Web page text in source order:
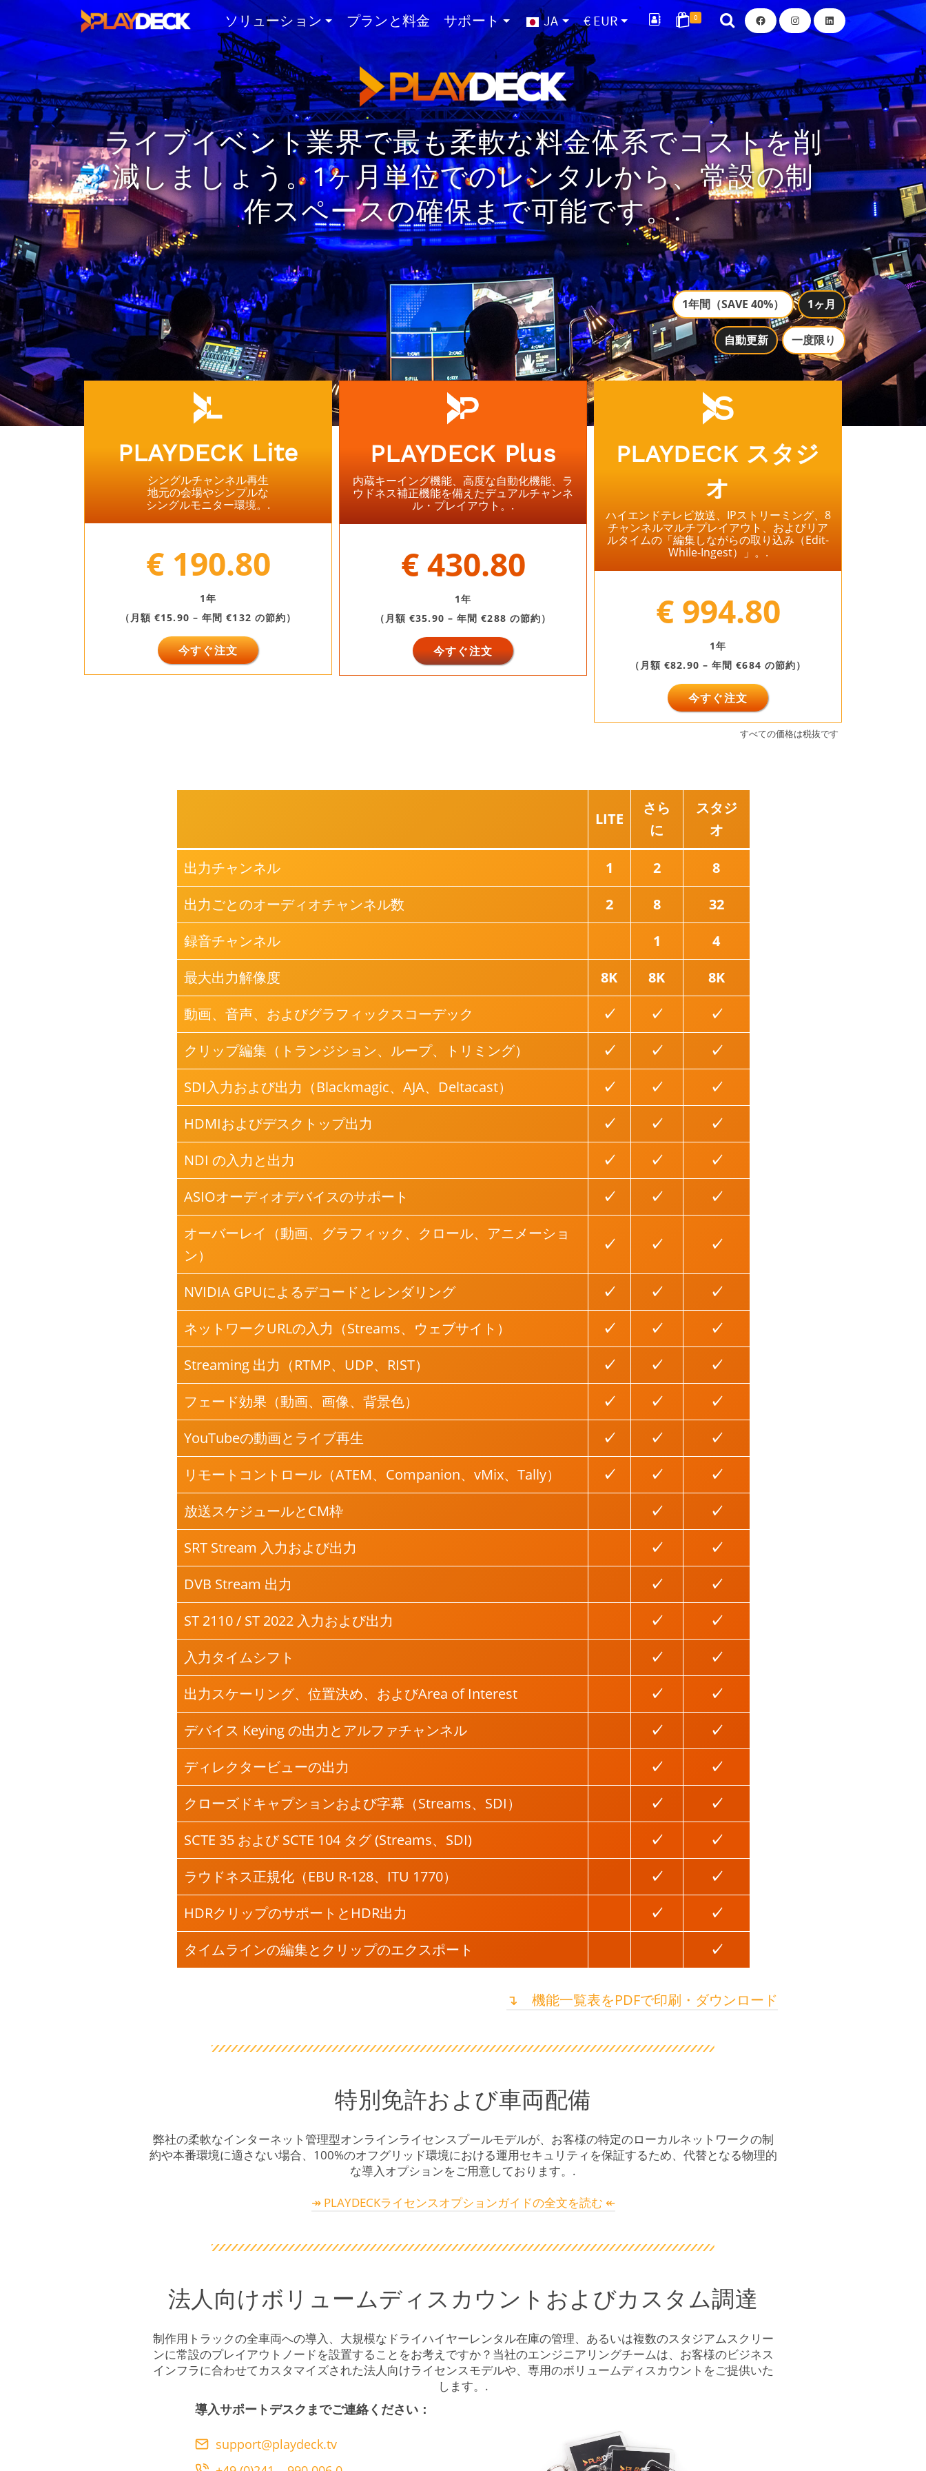
ソリューション プランと料金 サポート JA € EUR 0 FacebookInstagramLinkedIn
ライブイベント業界で最も柔軟な料金体系でコストを削
減しましょう。1ヶ月単位でのレンタルから、常設の制
作スペースの確保まで可能です。.
1年間（SAVE 40%） 1ヶ月
自動更新 一度限り
PLAYDECK Lite
シングルチャンネル再生
地元の会場やシンプルな
シングルモニター環境。.
€ 190.80
1年
（月額 €15.90 – 年間 €132 の節約）
今すぐ注文
PLAYDECK Plus
内蔵キーイング機能、高度な自動化機能、ラ
ウドネス補正機能を備えたデュアルチャンネ
ル・プレイアウト。.
€ 430.80
1年
（月額 €35.90 – 年間 €288 の節約）
今すぐ注文
PLAYDECK スタジ
オ
ハイエンドテレビ放送、IPストリーミング、8
チャンネルマルチプレイアウト、およびリア
ルタイムの「編集しながらの取り込み（Edit-
While-Ingest）」。.
€ 994.80
1年
（月額 €82.90 – 年間 €684 の節約）
今すぐ注文
すべての価格は税抜です⠀
LITE
さら
に
スタジ
オ
出力チャンネル 1 2
8
出力ごとのオーディオチャンネル数
2 8
32
録音チャンネル
1
4
最大出力解像度
8K 8K
8K
動画、音声、およびグラフィックスコーデック
✓ ✓
✓
クリップ編集（トランジション、ループ、トリミング）
✓ ✓
✓
SDI入力および出力（Blackmagic、AJA、Deltacast）
✓ ✓
✓
HDMIおよびデスクトップ出力
✓ ✓
✓
NDI の入力と出力
✓ ✓
✓
ASIOオーディオデバイスのサポート
✓ ✓
✓
オーバーレイ（動画、グラフィック、クロール、アニメーショ
ン）
✓ ✓ ✓
NVIDIA GPUによるデコードとレンダリング ✓ ✓
✓
ネットワークURLの入力（Streams、ウェブサイト）
✓ ✓
✓
Streaming 出力（RTMP、UDP、RIST）
✓ ✓
✓
フェード効果（動画、画像、背景色）
✓ ✓
✓
YouTubeの動画とライブ再生
✓ ✓
✓
リモートコントロール（ATEM、Companion、vMix、Tally）
✓ ✓
✓
放送スケジュールとCM枠
✓
✓
SRT Stream 入力および出力
✓
✓
DVB Stream 出力
✓
✓
ST 2110 / ST 2022 入力および出力
✓
✓
入力タイムシフト
✓
✓
出力スケーリング、位置決め、およびArea of Interest
✓
✓
デバイス Keying の出力とアルファチャンネル
✓
✓
ディレクタービューの出力
✓
✓
クローズドキャプションおよび字幕（Streams、SDI）
✓
✓
SCTE 35 および SCTE 104 タグ (Streams、SDI)
✓
✓
ラウドネス正規化（EBU R-128、ITU 1770）
✓
✓
HDRクリップのサポートとHDR出力
✓
✓
タイムラインの編集とクリップのエクスポート
✓
↴ ⠀機能一覧表をPDFで印刷・ダウンロード
特別免許および車両配備
弊社の柔軟なインターネット管理型オンラインライセンスプールモデルが、お客様の特定のローカルネットワークの制
約や本番環境に適さない場合、100%のオフグリッド環境における運用セキュリティを保証するため、代替となる物理的
な導入オプションをご用意しております。.
↠ PLAYDECKライセンスオプションガイドの全文を読む ↞
法人向けボリュームディスカウントおよびカスタム調達
制作用トラックの全車両への導入、大規模なドライハイヤーレンタル在庫の管理、あるいは複数のスタジアムスクリー
ンに常設のプレイアウトノードを設置することをお考えですか？当社のエンジニアリングチームは、お客様のビジネス
インフラに合わせてカスタマイズされた法人向けライセンスモデルや、専用のボリュームディスカウントをご提供いた
します。.
導入サポートデスクまでご連絡ください：
support@playdeck.tv